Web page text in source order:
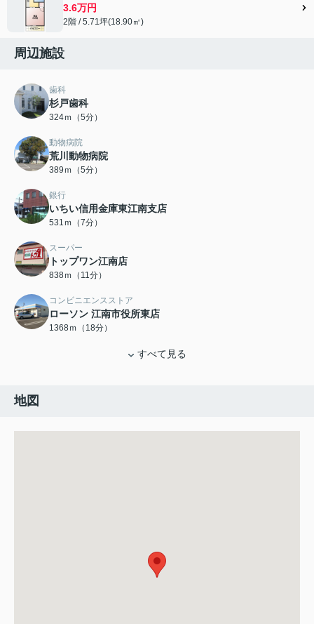
3.6万円
2階 / 5.71坪(18.90㎡)
周辺施設
歯科
杉戸歯科
324ｍ（5分）
動物病院
荒川動物病院
389ｍ（5分）
銀行
いちい信用金庫東江南支店
531ｍ（7分）
スーパー
トップワン江南店
838ｍ（11分）
コンビニエンスストア
ローソン 江南市役所東店
1368ｍ（18分）
すべて見る
地図